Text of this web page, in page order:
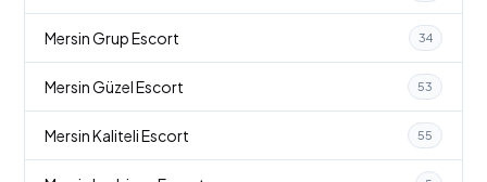
Mersin Grup Escort 34
Mersin Güzel Escort 53
Mersin Kaliteli Escort 55